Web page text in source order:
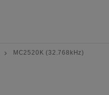
MC2520K (32.768kHz)